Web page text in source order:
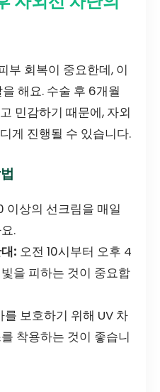
부 회복이 중요한데, 이
해요. 수술 후 6개월
민감하기 때문에, 자외
게 진행될 수 있습니다.
이상의 선크림을 매일
.
: 오전 10시부터 오후 4
을 피하는 것이 중요합
를 보호하기 위해 UV 차
착용하는 것이 좋습니